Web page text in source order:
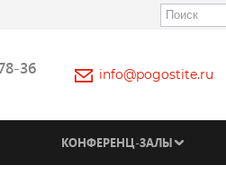
36 info@pogostite.ru
КОНФЕРЕНЦ-ЗАЛЫ